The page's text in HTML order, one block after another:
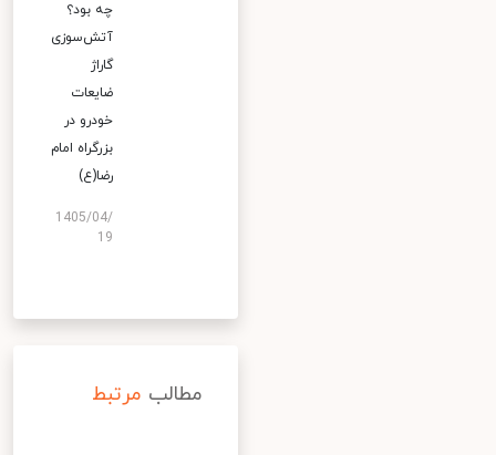
چه بود؟
آتش‌سوزی
گاراژ
ضایعات
خودرو در
بزرگراه امام
رضا(ع)
1405/04/
19
مطالب مرتبط